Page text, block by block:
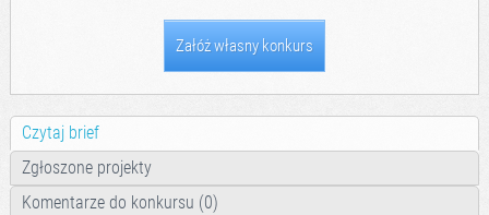
Załóż własny konkurs
Czytaj brief
Zgłoszone projekty
Komentarze do konkursu (0)